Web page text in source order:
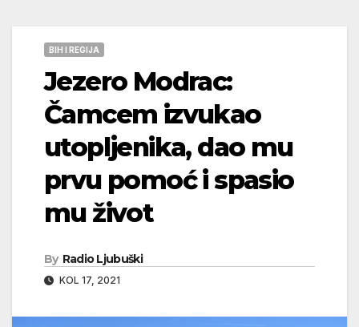
BIH I REGIJA
Jezero Modrac:
Čamcem izvukao
utopljenika, dao mu
prvu pomoć i spasio
mu život
By Radio Ljubuški
KOL 17, 2021